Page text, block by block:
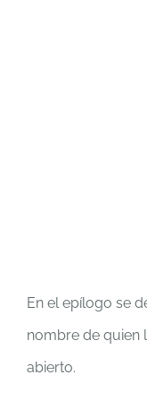
En el epílogo se
nombre de quien
abierto.